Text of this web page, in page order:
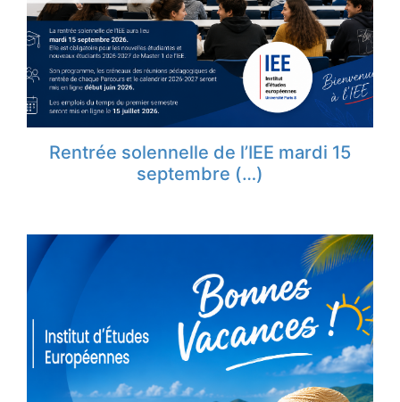
Rentrée solennelle de l’IEE mardi 15
septembre (…)